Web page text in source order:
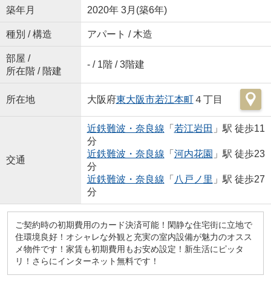
築年月 2020年 3月(築6年)
種別 / 構造 アパート / 木造
部屋 /
所在階 / 階建
- / 1階 / 3階建
所在地 大阪府東大阪市若江本町４丁目
交通
近鉄難波・奈良線 「 若江岩田 」駅 徒歩11
分
近鉄難波・奈良線 「 河内花園 」駅 徒歩23
分
近鉄難波・奈良線 「 八戸ノ里 」駅 徒歩27
分
ご契約時の初期費用のカード決済可能！閑静な住宅街に立地で
住環境良好！オシャレな外観と充実の室内設備が魅力のオスス
メ物件です！家賃も初期費用もお安め設定！新生活にピッタ
リ！さらにインターネット無料です！